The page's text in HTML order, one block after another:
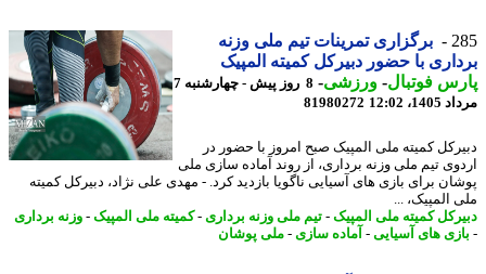
برگزاری تمرینات تیم ملی وزنه
با حضور دبیرکل کمیته المپیک
فوتبال-ورزشی-
8 روز پیش - چهارشنبه 7
12:02
81980272
کمیته ملی المپیک صبح امروز با حضور در
تیم ملی وزنه برداری، از روند آماده سازی ملی
برای بازی های آسیایی ناگویا بازدید کرد. - مهدی علی نژاد، دبیرکل کمیته
المپیک، ...
کمیته ملی المپیک-تیم ملی وزنه برداری- کمیته ملی المپیک-وزنه برداری
های آسیایی-آماده سازی- ملی پوشان